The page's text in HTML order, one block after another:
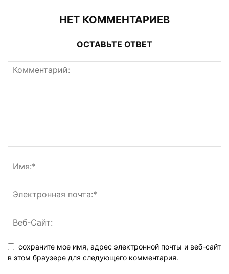
НЕТ КОММЕНТАРИЕВ
ОСТАВЬТЕ ОТВЕТ
сохраните мое имя, адрес электронной почты и веб-сайт
в этом браузере для следующего комментария.